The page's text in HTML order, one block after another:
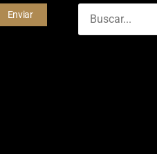
Enviar